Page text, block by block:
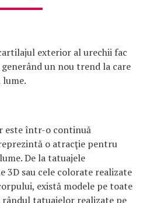
exterior al urechii fac
un nou trend la care
este într-o continuă
o atracţie pentru
De la tatuajele
3D sau cele colorate realizate
există modele pe toate
tatuajelor realizate pe